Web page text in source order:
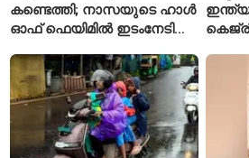
കണ്ടെത്തി; നാസയുടെ ഹാൾ
ഓഫ് ഫെയിമിൽ ഇടംനേടി